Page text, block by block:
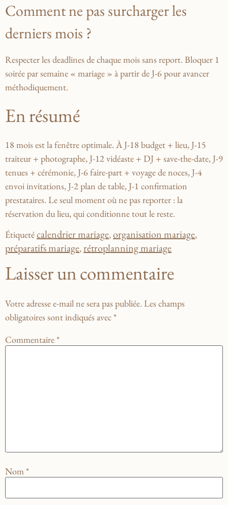
Comment ne pas surcharger les
derniers mois ?
Respecter les deadlines de chaque mois sans report. Bloquer 1
soirée par semaine « mariage » à partir de J-6 pour avancer
méthodiquement.
En résumé
18 mois est la fenêtre optimale. À J-18 budget + lieu, J-15
traiteur + photographe, J-12 vidéaste + DJ + save-the-date, J-9
tenues + cérémonie, J-6 faire-part + voyage de noces, J-4
envoi invitations, J-2 plan de table, J-1 confirmation
prestataires. Le seul moment où ne pas reporter : la
réservation du lieu, qui conditionne tout le reste.
Étiquetécalendrier mariage,organisation mariage,
préparatifs mariage,rétroplanning mariage
Laisser un commentaire
Votre adresse e-mail ne sera pas publiée. Les champs
obligatoires sont indiqués avec*
Commentaire*
Nom*